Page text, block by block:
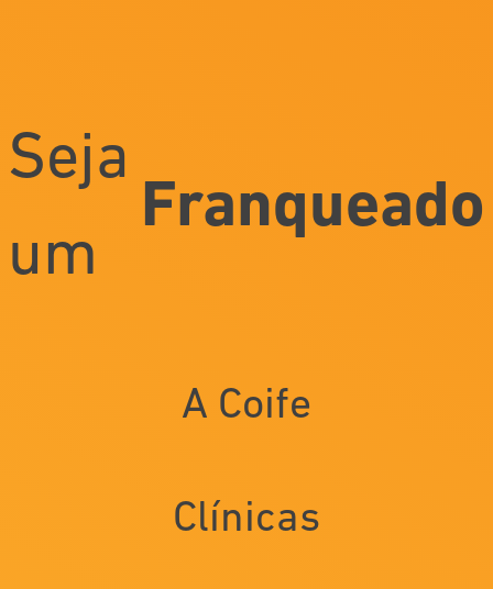
Seja
um
Franqueado
A Coife
Clínicas